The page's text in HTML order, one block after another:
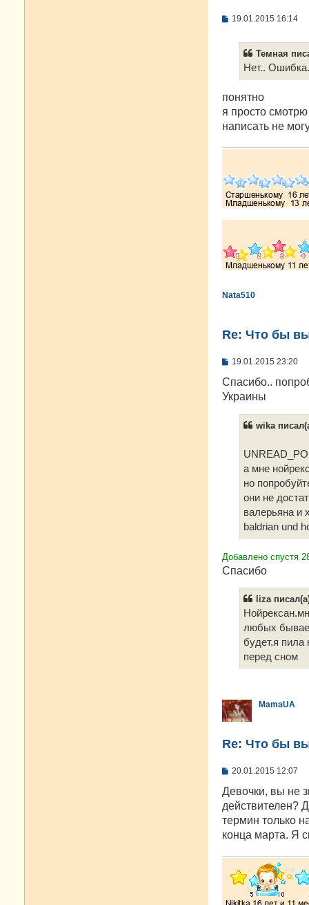
С
е
19.01.2015 16:14
Темная
Нет..
понятно
я просто
написать не
Nata510
Re: Что бы
С
о
щ
19.01.2015 23:20
Cпасибо..
Украины
wika
а мне
но
они не
валерьяна и
baldrian und
Добавлено спустя
Cпасибо
liza
любых
будет.я
перед сном
MamaUA
Re: Что бы
С
о
б
щ
е
и
20.01.2015 12:07
Девочки, вы не
действителен?
термин только
конца марта. Я